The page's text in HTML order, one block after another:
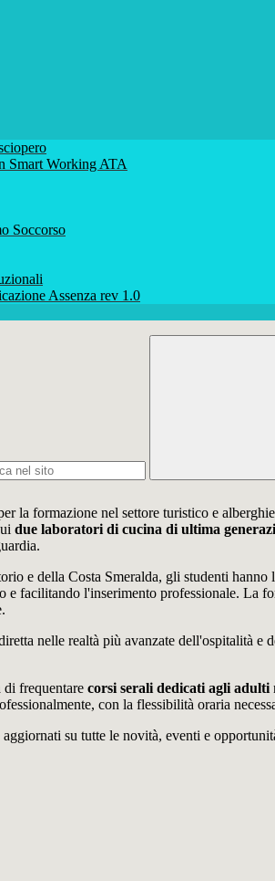
Smart Working ATA
Soccorso
Assenza rev 1.0
la formazione nel settore turistico e
due laboratori di cucina di ultima
e della Costa Smeralda, gli studenti
facilitando l'inserimento professionale. La
nelle realtà più avanzate dell'ospitalità
frequentare corsi serali dedicati agli adulti
con la flessibilità oraria
aggiornati su tutte le novità, eventi e